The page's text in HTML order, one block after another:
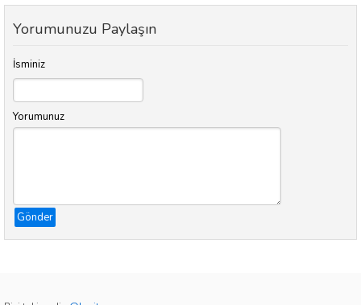
Yorumunuzu Paylaşın
İsminiz
Yorumunuz
Gönder